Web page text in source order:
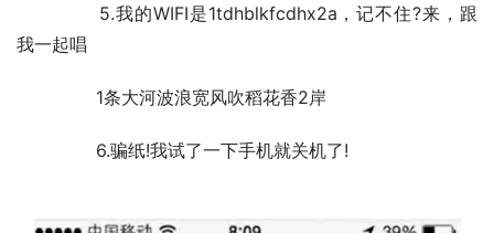
我一起唱
	　　1条大河波浪宽风吹稻花香2岸
	　　6.骗纸!我试了一下手机就关机了!